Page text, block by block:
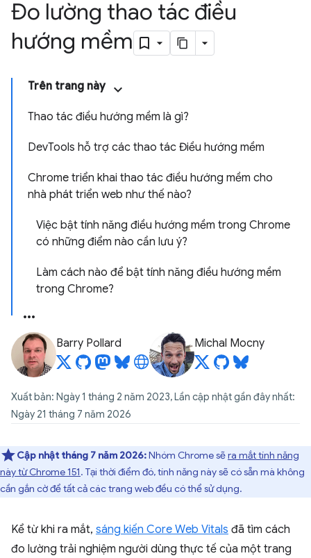
Đo lường thao tác điều
hướng mềm
Trên trang này
Thao tác điều hướng mềm là gì?
DevTools hỗ trợ các thao tác Điều hướng mềm
Chrome triển khai thao tác điều hướng mềm cho
nhà phát triển web như thế nào?
Việc bật tính năng điều hướng mềm trong Chrome
có những điểm nào cần lưu ý?
Làm cách nào để bật tính năng điều hướng mềm
trong Chrome?
Barry Pollard Michal Mocny
Xuất bản: Ngày 1 tháng 2 năm 2023, Lần cập nhật gần đây nhất:
Ngày 21 tháng 7 năm 2026
Cập nhật tháng 7 năm 2026:Nhóm Chrome sẽra mắt tính năng
này từ Chrome 151. Tại thời điểm đó, tính năng này sẽ có sẵn mà không
cần gắn cờ để tất cả các trang web đều có thể sử dụng.
Kể từ khi ra mắt, sáng kiến Core Web Vitals đã tìm cách
đo lường trải nghiệm người dùng thực tế của một trang